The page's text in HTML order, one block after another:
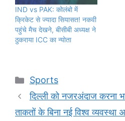
IND vs PAK: कोलंबो में
क्रिकेट से ज्यादा सियासत! नकवी
पहुंचे मैच देखने, बीसीबी अध्यक्ष ने
ठुकराया ICC का न्योता
Categories
Sports
दिल्‍ली को नजरअंदाज करना
ताकतों के बिना नई विश्व व्यवस्था